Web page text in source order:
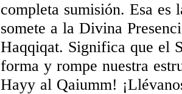
completa sumisión. Esa es
somete a la Divina
Haqqiqat. Significa que el
forma y rompe nuestra
Hayy al Qaiumm!